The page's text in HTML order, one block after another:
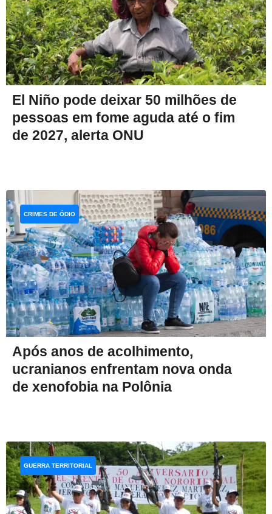
El Niño pode deixar 50 milhões de
pessoas em fome aguda até o fim
de 2027, alerta ONU
Após anos de acolhimento,
ucranianos enfrentam nova onda
de xenofobia na Polônia
CRIMES DE ÓDIO
GUERRA TERRITORIAL